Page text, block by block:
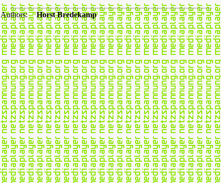
Authors: Horst Bredekamp